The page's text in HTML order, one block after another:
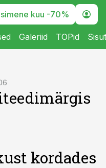
kuu -70%
Galeriid TOPid
kordades